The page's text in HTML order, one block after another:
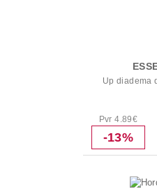
Up diadema
Pvr 4.89€
-13%